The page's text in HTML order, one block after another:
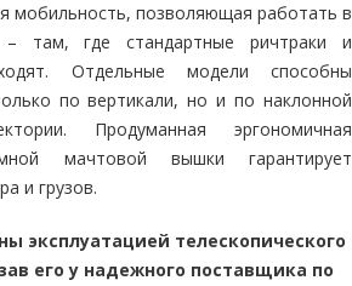
мобильность, позволяющая работать в
– там, где стандартные ричтраки и
Отдельные модели способны
по вертикали, но и по наклонной
Продуманная эргономичная
мачтовой вышки гарантирует
и грузов.
эксплуатацией телескопического
его у надежного поставщика по